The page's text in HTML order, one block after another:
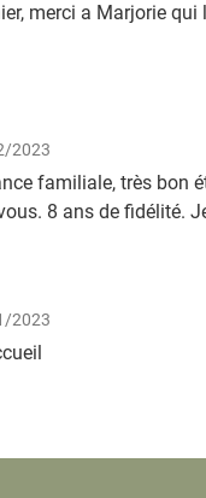
merci a Marjorie qui
2023
familiale, très bon
8 ans de fidélité.
2023